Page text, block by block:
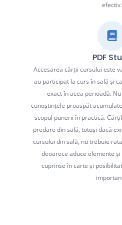
efectiv.
PDF
Accesarea cărții cursului este
au participat la curs în sală și
exact în acea perioadă.
cunoștințele proaspăt
scopul punerii în practică.
predare din sală, totuși dacă
cursului din sală, nu trebuie
deoarece aduce elemente
cuprinse în carte și